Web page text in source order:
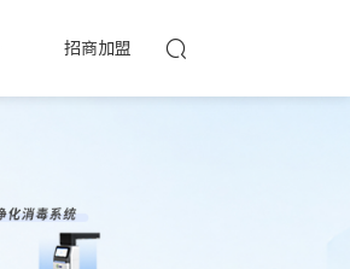
招商加盟